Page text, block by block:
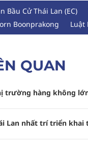
Bầu Cử Thái Lan (EC)
Boonprakong
Luật
QUAN
trường hàng không
Lan nhất trí triển